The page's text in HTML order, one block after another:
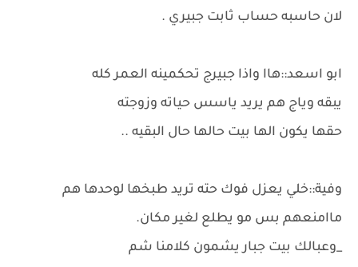
لان حاسبه حساب ثابت جبيري .
ابو اسعد::هاا واذا جبيرج تحكمينه العمر كله
يبقه وياج هم يريد ياسس حياته وزوجته
حقها يكون الها بيت حالها حال البقيه ..
وفية::خلي يعزل فوك حته تريد طبخها لوحدها هم
ماامنعهم بس مو يطلع لغير مكان.
_وعبالك بيت جبار يشمون كلامنا شم